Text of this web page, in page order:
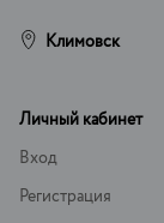
Климовск
Личный кабинет
Вход
Регистрация